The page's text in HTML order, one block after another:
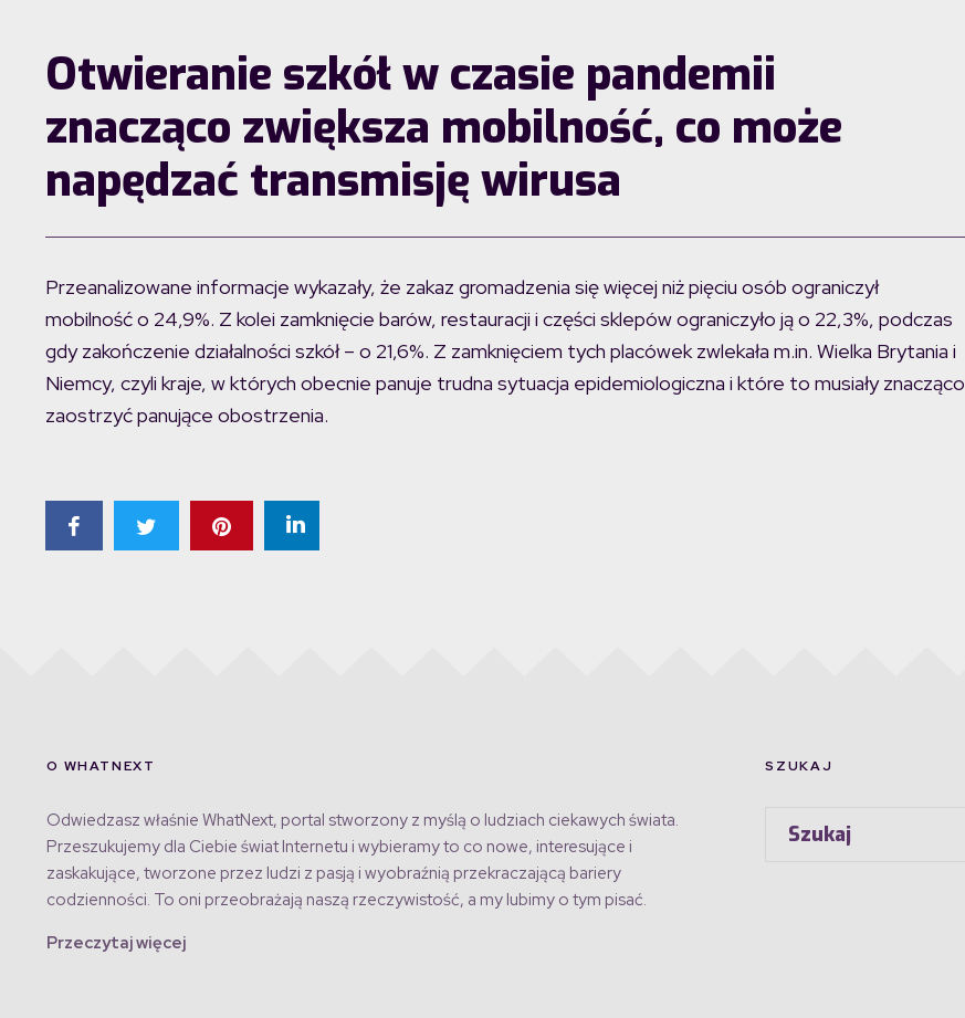
Otwieranie szkół w czasie pandemii
znacząco zwiększa mobilność, co może
napędzać transmisję wirusa
Przeanalizowane informacje wykazały, że zakaz gromadzenia się więcej niż pięciu osób ograniczył
mobilność o 24,9%. Z kolei zamknięcie barów, restauracji i części sklepów ograniczyło ją o 22,3%, podczas
gdy zakończenie działalności szkół – o 21,6%. Z zamknięciem tych placówek zwlekała m.in. Wielka Brytania i
Niemcy, czyli kraje, w których obecnie panuje trudna sytuacja epidemiologiczna i które to musiały znacząco
zaostrzyć panujące obostrzenia.
O WHATNEXT
Odwiedzasz właśnie WhatNext, portal stworzony z myślą o ludziach ciekawych świata.
Przeszukujemy dla Ciebie świat Internetu i wybieramy to co nowe, interesujące i
zaskakujące, tworzone przez ludzi z pasją i wyobraźnią przekraczającą bariery
codzienności. To oni przeobrażają naszą rzeczywistość, a my lubimy o tym pisać.
Przeczytaj więcej
SZUKAJ